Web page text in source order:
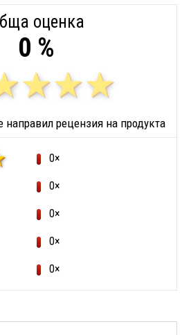
оценка
0 %
направил рецензия на продукта
0×
0×
0×
0×
0×